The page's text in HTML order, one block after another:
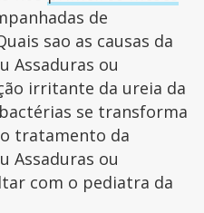
de
sao as causas da
Assaduras ou
irritante da ureia da
se transforma
tratamento da
Assaduras ou
com o pediatra da